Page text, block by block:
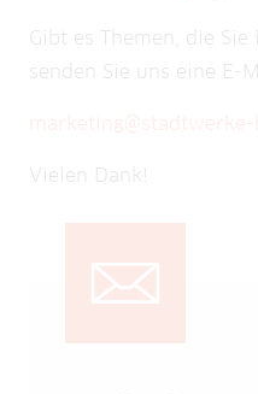
Gibt es Themen, die
senden Sie uns eine E-
Vielen Dank!